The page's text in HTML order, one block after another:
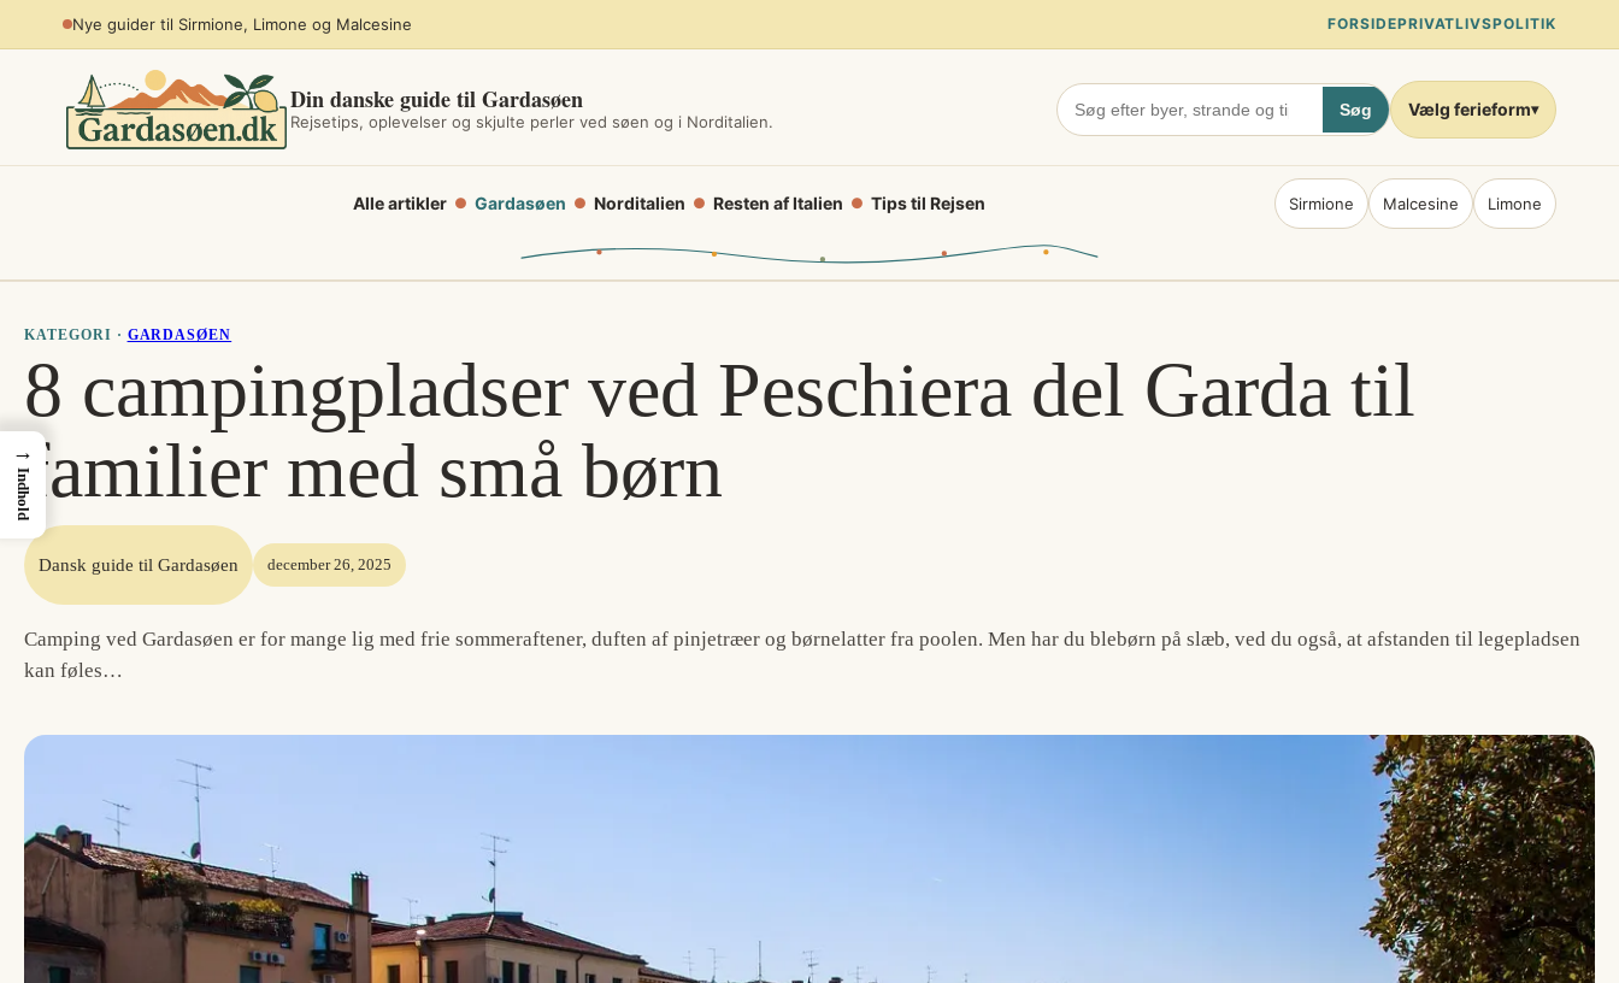
Nye guider til Sirmione, Limone og Malcesine FORSIDEPRIVATLIVSPOLITIK
Din danske guide til Gardasøen
Rejsetips, oplevelser og skjulte perler ved søen og i Norditalien.
Søg Vælg ferieform▾
Alle artikler ● Gardasøen ● Norditalien ● Resten af Italien ● Tips til Rejsen Sirmione Malcesine Limone
KATEGORI · GARDASØEN
8 campingpladser ved Peschiera del Garda til
familier med små børn
Dansk guide til Gardasøen december 26, 2025
Camping ved Gardasøen er for mange lig med frie sommeraftener, duften af pinjetræer og børnelatter fra poolen. Men har du blebørn på slæb, ved du også, at afstanden til legepladsen
kan føles…
→
Indhold